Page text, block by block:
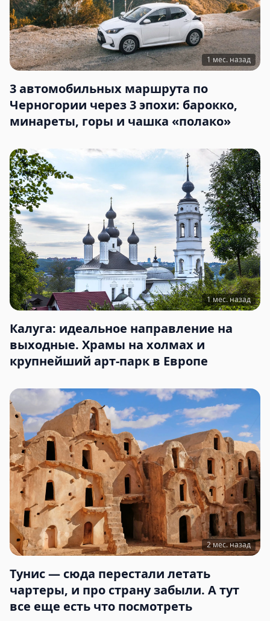
1 мес. назад
3 автомобильных маршрута по
Черногории через 3 эпохи: барокко,
минареты, горы и чашка «полако»
1 мес. назад
Калуга: идеальное направление на
выходные. Храмы на холмах и
крупнейший арт-парк в Европе
2 мес. назад
Тунис — сюда перестали летать
чартеры, и про страну забыли. А тут
все еще есть что посмотреть